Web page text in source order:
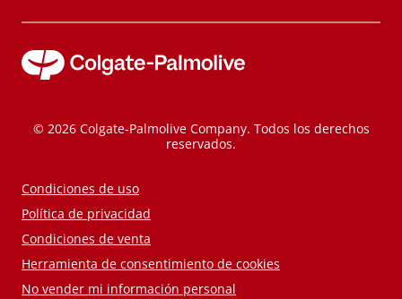
© 2026 Colgate-Palmolive Company. Todos los derechos
reservados.
Condiciones de uso
Política de privacidad
Condiciones de venta
Herramienta de consentimiento de cookies
No vender mi información personal